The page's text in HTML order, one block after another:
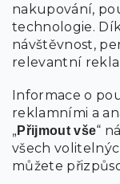
nakupování,
technologie.
návštěvnost,
relevantní
Informace o
reklamními a
„Přijmout vše“
všech
můžete